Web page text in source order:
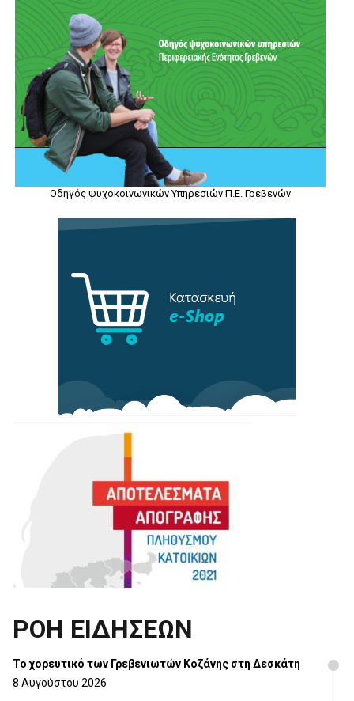
Οδηγός ψυχοκοινωνικών Υπηρεσιών Π.Ε. Γρεβενών
ΡΟΗ ΕΙΔΗΣΕΩΝ
Το χορευτικό των Γρεβενιωτών Κοζάνης στη Δεσκάτη
8 Αυγούστου 2026